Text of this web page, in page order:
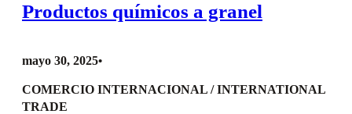
Productos químicos a granel
mayo 30, 2025•
COMERCIO INTERNACIONAL / INTERNATIONAL
TRADE